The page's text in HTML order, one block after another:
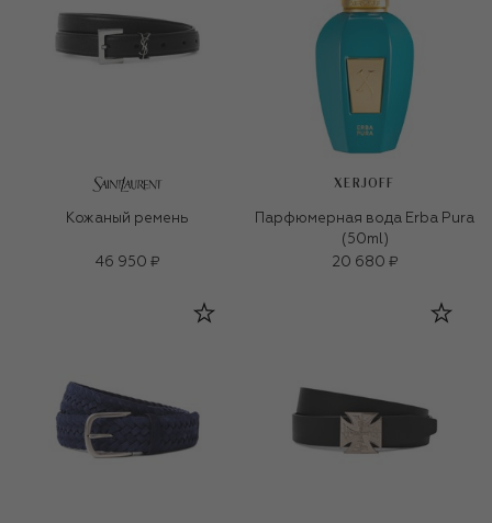
Кожаный ремень
46 950 ₽
XERJOFF
Парфюмерная вода Erba Pura
(50ml)
20 680 ₽